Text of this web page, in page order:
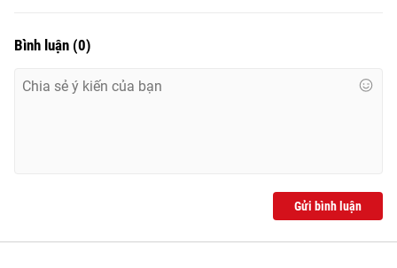
Bình luận (0)
Gửi bình luận